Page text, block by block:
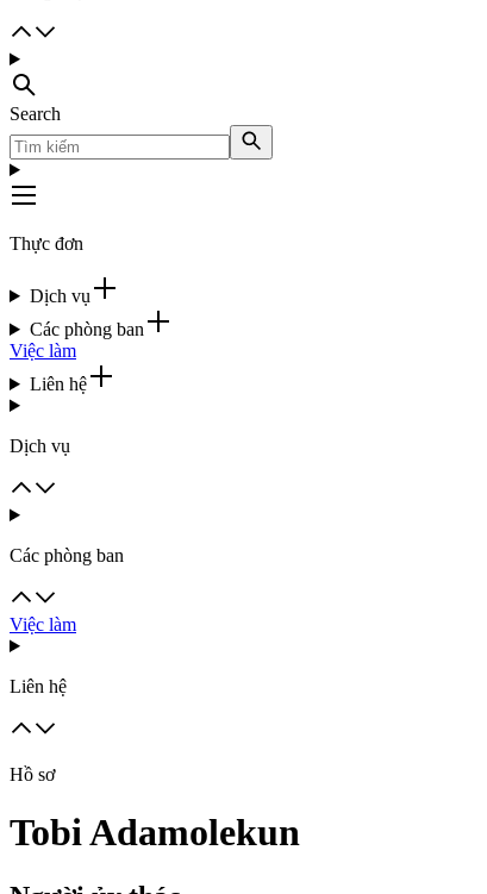
Search
Thực đơn
Dịch vụ
Các phòng ban
Việc làm
Liên hệ
Dịch vụ
Các phòng ban
Việc làm
Liên hệ
Hồ sơ
Tobi Adamolekun